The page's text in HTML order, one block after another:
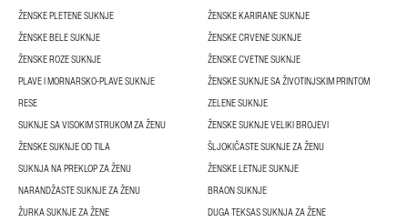
ŽENSKE PLETENE SUKNJE
ŽENSKE KARIRANE SUKNJE
ŽENSKE BELE SUKNJE
ŽENSKE CRVENE SUKNJE
ŽENSKE ROZE SUKNJE
ŽENSKE CVETNE SUKNJE
PLAVE I MORNARSKO-PLAVE SUKNJE
ŽENSKE SUKNJE SA ŽIVOTINJSKIM PRINTOM
RESE
ZELENE SUKNJE
SUKNJE SA VISOKIM STRUKOM ZA ŽENU
ŽENSKE SUKNJE VELIKI BROJEVI
ŽENSKE SUKNJE OD TILA
ŠLJOKIČASTE SUKNJE ZA ŽENU
SUKNJA NA PREKLOP ZA ŽENU
ŽENSKE LETNJE SUKNJE
NARANDŽASTE SUKNJE ZA ŽENU
BRAON SUKNJE
ŽURKA SUKNJE ZA ŽENE
DUGA TEKSAS SUKNJA ZA ŽENE